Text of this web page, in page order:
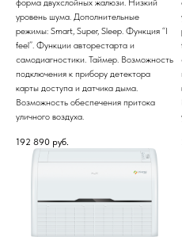
форма двухслойных жалюзи. Низкий
уровень шума. Дополнительные
режимы: Smart, Super, Sleep. Функция “I
feel”. Функции авторестарта и
самодиагностики. Таймер. Возможность
подключения к прибору детектора
карты доступа и датчика дыма.
Возможность обеспечения притока
уличного воздуха.
192 890 руб.